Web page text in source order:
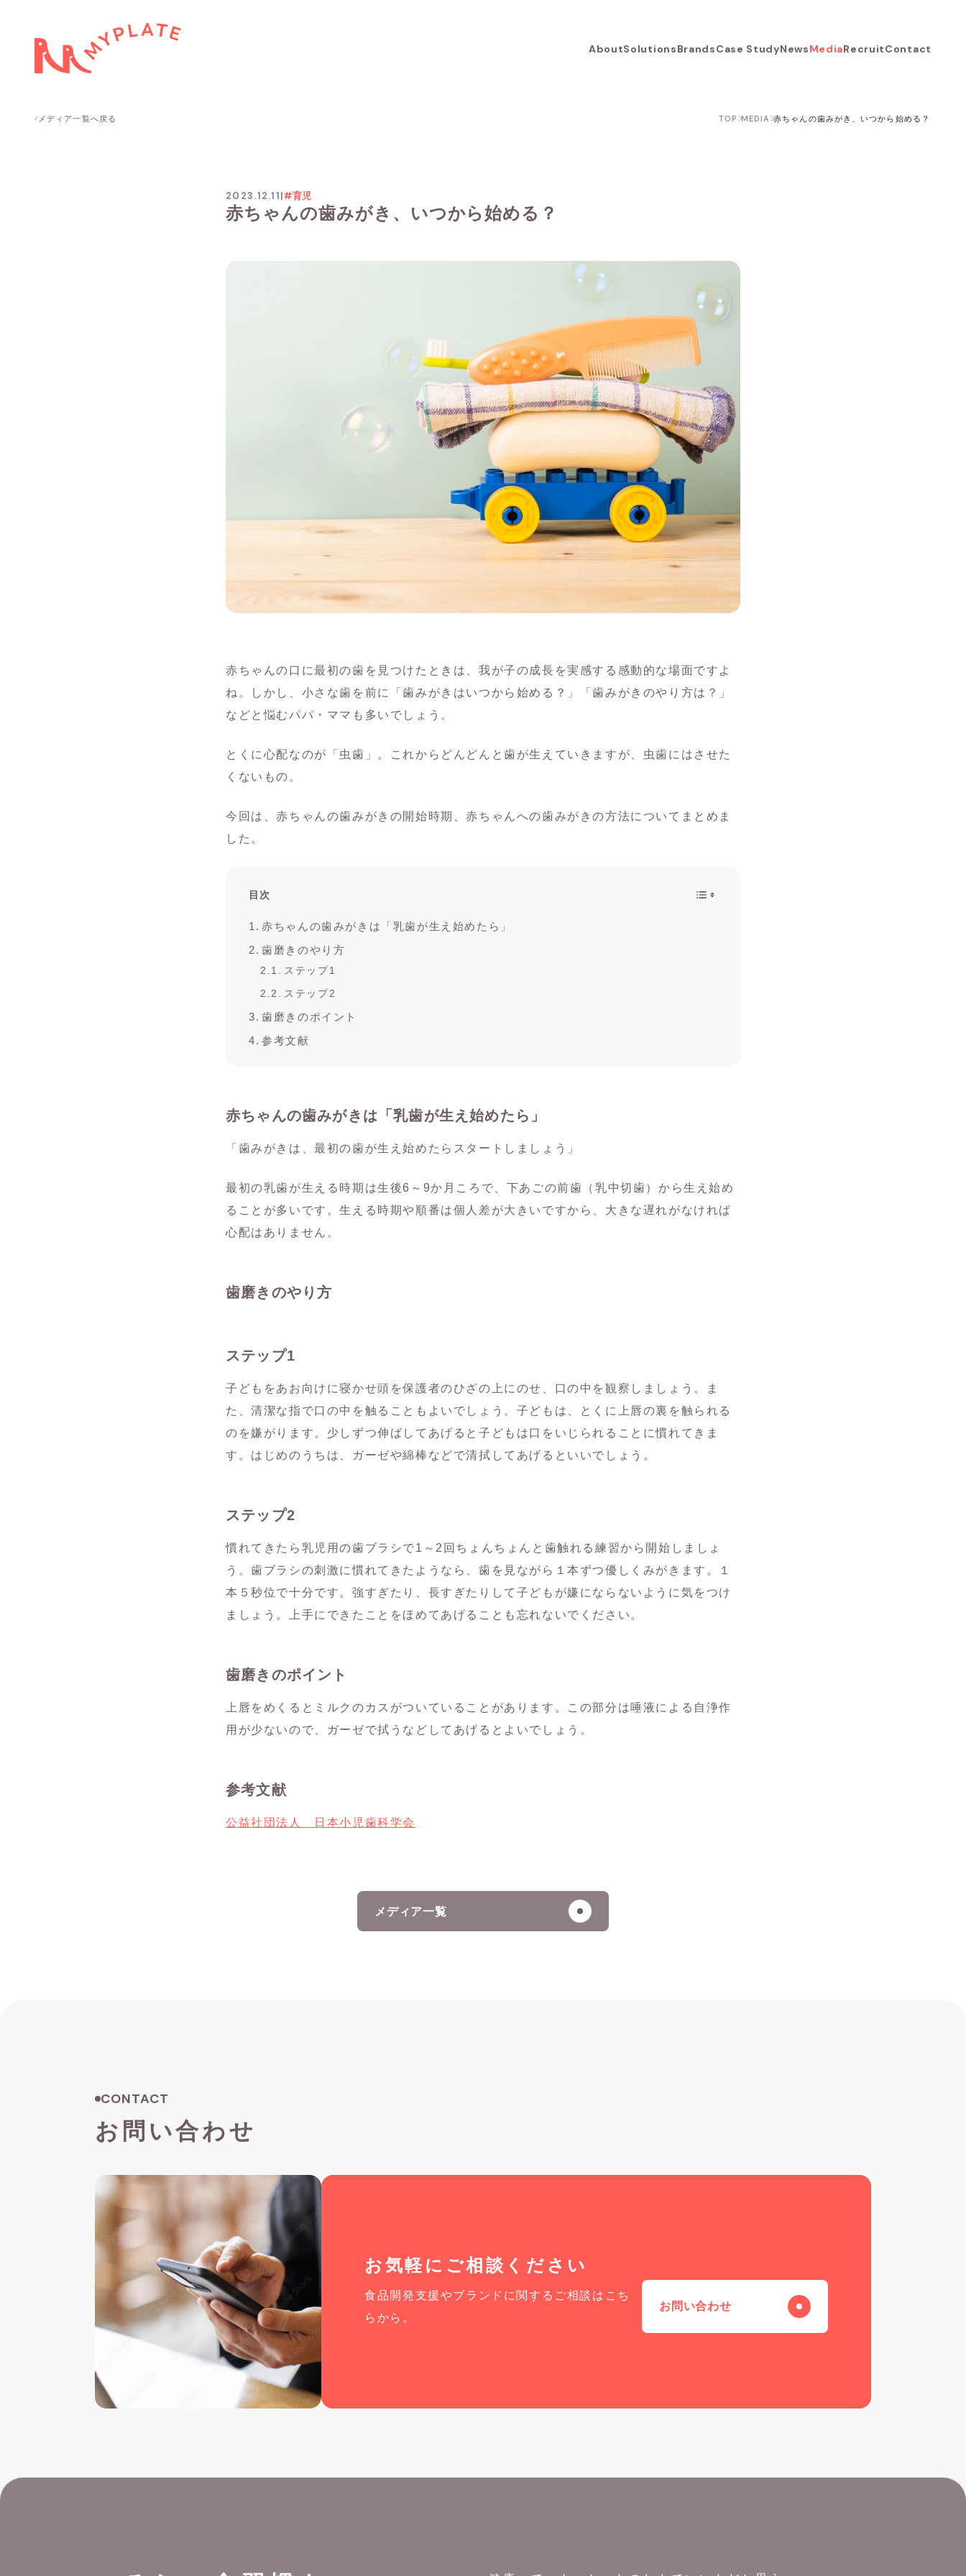
AboutSolutionsBrandsCase StudyNewsMediaRecruitContact
メディア一覧へ戻る TOP MEDIA 赤ちゃんの歯みがき、いつから始める？
2023.12.11|#育児
赤ちゃんの歯みがき、いつから始める？
赤ちゃんの口に最初の歯を見つけたときは、我が子の成長を実感する感動的な場面ですよ
ね。しかし、小さな歯を前に「歯みがきはいつから始める？」「歯みがきのやり方は？」
などと悩むパパ・ママも多いでしょう。
とくに心配なのが「虫歯」。これからどんどんと歯が生えていきますが、虫歯にはさせた
くないもの。
今回は、赤ちゃんの歯みがきの開始時期、赤ちゃんへの歯みがきの方法についてまとめま
した。
目次
赤ちゃんの歯みがきは「乳歯が生え始めたら」
歯磨きのやり方
ステップ1
ステップ2
歯磨きのポイント
参考文献
赤ちゃんの歯みがきは「乳歯が生え始めたら」
「歯みがきは、最初の歯が生え始めたらスタートしましょう」
最初の乳歯が生える時期は生後6～9か月ころで、下あごの前歯（乳中切歯）から生え始め
ることが多いです。生える時期や順番は個人差が大きいですから、大きな遅れがなければ
心配はありません。
歯磨きのやり方
ステップ1
子どもをあお向けに寝かせ頭を保護者のひざの上にのせ、口の中を観察しましょう。ま
た、清潔な指で口の中を触ることもよいでしょう。子どもは、とくに上唇の裏を触られる
のを嫌がります。少しずつ伸ばしてあげると子どもは口をいじられることに慣れてきま
す。はじめのうちは、ガーゼや綿棒などで清拭してあげるといいでしょう。
ステップ2
慣れてきたら乳児用の歯ブラシで1～2回ちょんちょんと歯触れる練習から開始しましょ
う。歯ブラシの刺激に慣れてきたようなら、歯を見ながら１本ずつ優しくみがきます。１
本５秒位で十分です。強すぎたり、長すぎたりして子どもが嫌にならないように気をつけ
ましょう。上手にできたことをほめてあげることも忘れないでください。
歯磨きのポイント
上唇をめくるとミルクのカスがついていることがあります。この部分は唾液による自浄作
用が少ないので、ガーゼで拭うなどしてあげるとよいでしょう。
参考文献
公益社団法人 日本小児歯科学会
メディア一覧
CONTACT
お問い合わせ
お気軽にご相談ください
食品開発支援やブランドに関するご相談はこち
らから。
お問い合わせ